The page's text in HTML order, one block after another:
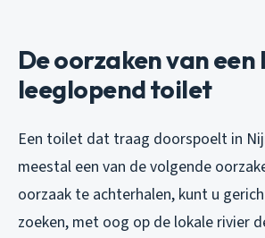
De oorzaken van
leeglopend toilet
Een toilet dat traag doorspoelt in
meestal een van de volgende
oorzaak te achterhalen, kunt u
zoeken, met oog op de lokale rivier